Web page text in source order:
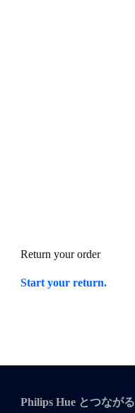
Return your order
Start your return.
Philips Hue とつながる